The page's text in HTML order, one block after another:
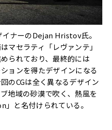
ナーのDejan Hristov氏。
マセラティ「レヴァンテ」
られており、最終的には
ョンを得たデザインになる
のCGは全く異なるデザイン
地域の砂漠で吹く、熱風を
と名付けられている。